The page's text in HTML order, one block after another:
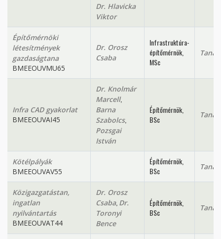
Dr. Hlavicka
Viktor
Építőmérnöki
létesítmények
gazdaságtana
BMEEOUVMU65
Dr. Orosz
Csaba
Infrastruktúra-
építőmérnök,
MSc
Infra CAD gyakorlat
BMEEOUVAI45
Dr. Knolmár
Marcell,
Barna
Szabolcs,
Pozsgai
István
Építőmérnök,
BSc
Kötélpályák
BMEEOUVAV55
Építőmérnök,
BSc
Közigazgatástan,
ingatlan
nyilvántartás
BMEEOUVAT44
Dr. Orosz
Csaba, Dr.
Toronyi
Bence
Építőmérnök,
BSc